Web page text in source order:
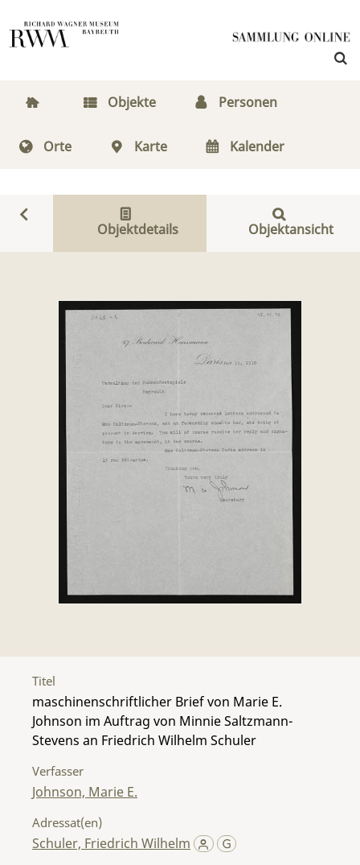
Objekte Personen
Orte Karte Kalender
Objektdetails Objektansicht
Titel
maschinenschriftlicher Brief von Marie E.
Johnson im Auftrag von Minnie Saltzmann-
Stevens an Friedrich Wilhelm Schuler
Verfasser
Johnson, Marie E.
Adressat(en)
Schuler, Friedrich Wilhelm